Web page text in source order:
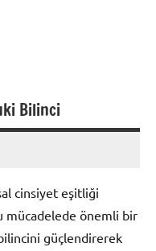
Bilinci
cinsiyet eşitliği
mücadelede önemli bir
güçlendirerek